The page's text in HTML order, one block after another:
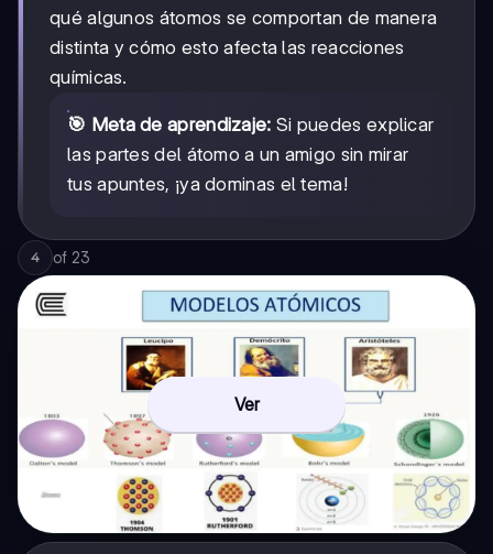
qué algunos átomos se comportan de manera
distinta y cómo esto afecta las reacciones
químicas.
🎯 Meta de aprendizaje: Si puedes explicar
las partes del átomo a un amigo sin mirar
tus apuntes, ¡ya dominas el tema!
4 of 23
Ver